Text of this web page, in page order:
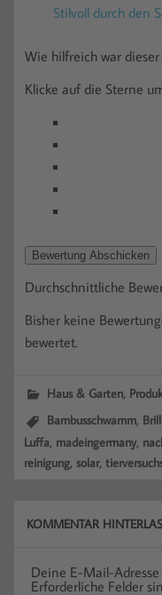
Stilvoll durch den
Wie hilfreich war dieser
Klicke auf die Sterne
Bewertung Abschicken
Durchschnittliche
Bisher keine
bewertet.
Haus & Garten
Bambusschwamm,
Luffa, madeingermany,
reinigung, solar,
KOMMENTAR
Deine E-Mail-
Erforderliche Felder